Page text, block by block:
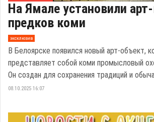
На Ямале установили
предков коми
эксклюзив
В Белоярске появился новый арт-объект,
представляет собой коми промысловый
Он создан для сохранения традиций и
08.10.2025 16:07